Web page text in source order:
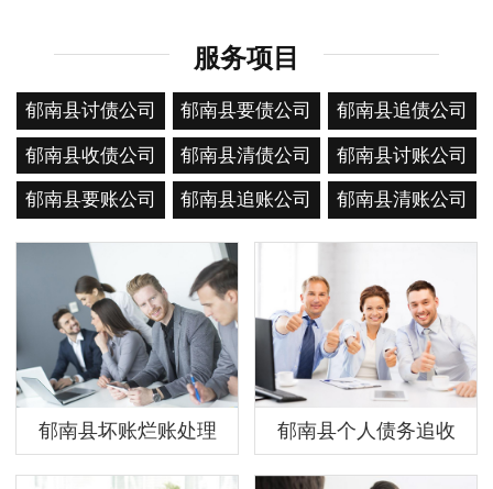
服务项目
郁南县讨债公司 郁南县要债公司 郁南县追债公司
郁南县收债公司 郁南县清债公司 郁南县讨账公司
郁南县要账公司 郁南县追账公司 郁南县清账公司
郁南县坏账烂账处理 郁南县个人债务追收